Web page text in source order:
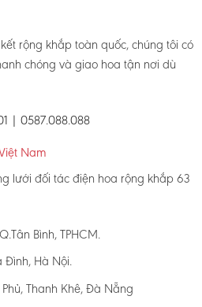
rộng khắp toàn quốc, chúng tôi có
chóng và giao hoa tận nơi dù
| 0587.088.088
Nam
lưới đối tác điện hoa rộng khắp 63
Bình, TPHCM.
Đình, Hà Nội.
Thanh Khê, Đà Nẵng